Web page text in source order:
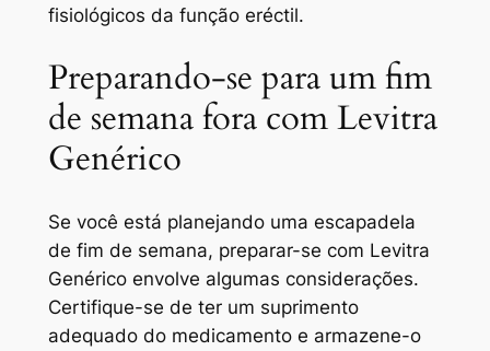
fisiológicos da função eréctil.
Preparando-se para um fim
de semana fora com Levitra
Genérico
Se você está planejando uma escapadela
de fim de semana, preparar-se com Levitra
Genérico envolve algumas considerações.
Certifique-se de ter um suprimento
adequado do medicamento e armazene-o